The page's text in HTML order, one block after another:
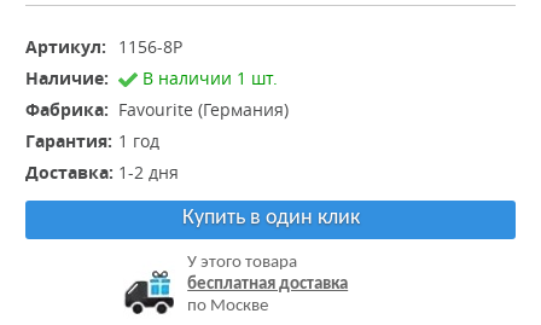
Артикул:
1156-8P
Наличие:
В наличии 1 шт.
Фабрика: Favourite (Германия)
Гарантия: 1 год
Доставка: 1-2 дня
Купить в один клик
У этого товара
бесплатная доставка
по Москве